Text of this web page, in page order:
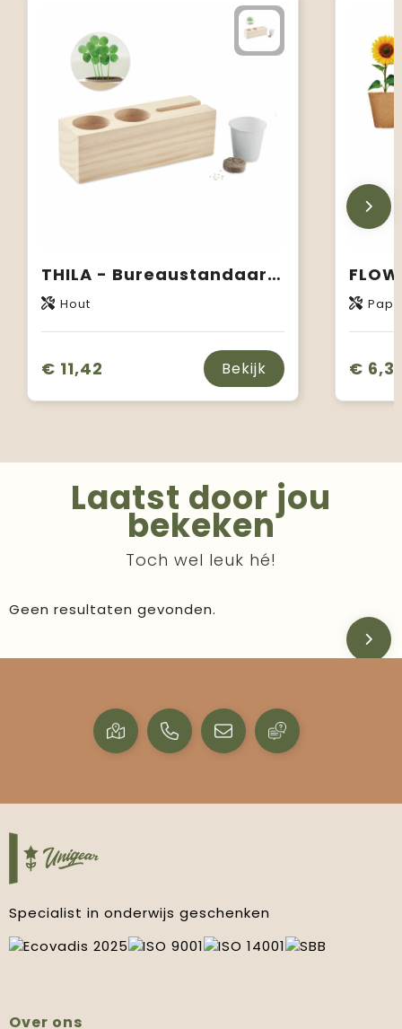
THILA - Bureaustandaard met zadenkit
Hout
€ 11,42 Bekijk €
Laatst door jou
bekeken
Toch wel leuk hé!
Geen resultaten gevonden.
Specialist in onderwijs geschenken
Over ons